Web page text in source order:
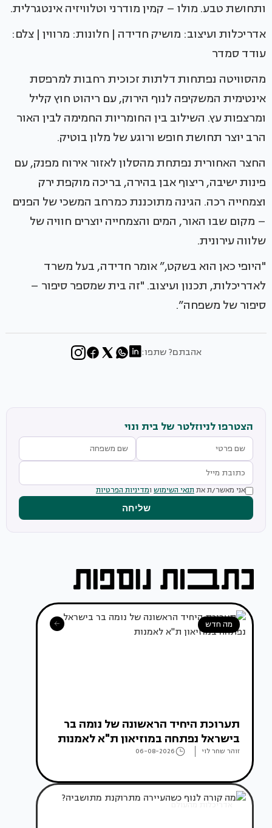
ותחושת טבע. מולו – קמין מודרני וטלוויזיה אינטגרלית.
אדריכלות ועיצוב: מושיק חדידה | חלונות: מרווין | צלם:
עודד סמדר
מהסוויטה נפתחות דלתות זכוכית רחבות למרפסת
אינטימית המשקיפה לנוף הירוק, עם ריהוט חוץ קליל
ומרצפות עץ. השילוב בין החומריות החמימה לבין האור
הרב יוצר תחושת חופש ורוגע של מלון בוטיק.
החצר האחורית נפתחת מהסלון לאזור אירוח מפנק, עם
פינות ישיבה, ריצוף אבן בהירה, בריכה מוקפת ירק
וצמחייה רכה. הגינה מתוכננת כמרחב המשכי של הפנים
– מקום שבו האור, המים והצמחייה יוצרים חוויה של
שלווה עירונית.
"היופי כאן הוא בשקט,” אומר חדידה, בעל משרד
לאדריכלות, תכנון ועיצוב. "זה בית שמספר סיפור –
סיפור של משפחה”.
אהבתם? שתפו:
הצטרפו לניוזלטר של בית ונוי
אני מאשר/ת את תנאי השימוש ומדיניות הפרטיות
שליחה
מה חדש
תערוכת היחיד הראשונה של נומה בר
בישראל נפתחה במוזיאון ת"א לאמנות
זוהר שחר לוי 06-08-2026
אדריכלות מהעולם